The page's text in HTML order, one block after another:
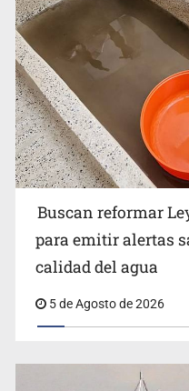
Ken Salazar afirma que
entre el gobierno de
Buscan reformar
para emitir alertas
calidad del agua
5 de Agosto de 2026